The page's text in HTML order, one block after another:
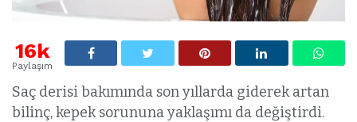
16k
Paylaşım
Saç derisi bakımında son yıllarda giderek artan
bilinç, kepek sorununa yaklaşımı da değiştirdi.